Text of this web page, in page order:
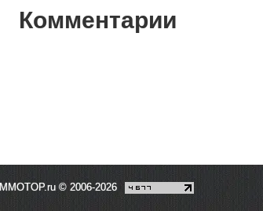
Комментарии
MMOTOP.ru © 2006-2026